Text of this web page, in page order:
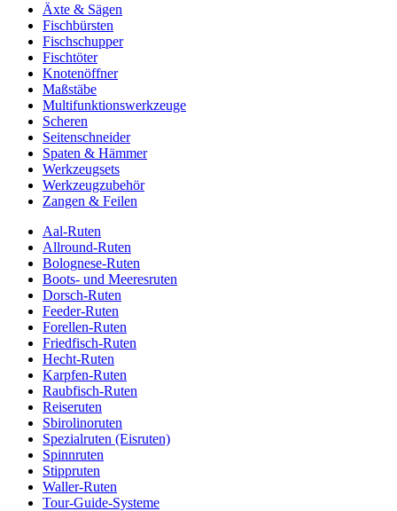
Äxte & Sägen
Fischbürsten
Fischschupper
Fischtöter
Knotenöffner
Maßstäbe
Multifunktionswerkzeuge
Scheren
Seitenschneider
Spaten & Hämmer
Werkzeugsets
Werkzeugzubehör
Zangen & Feilen
Aal-Ruten
Allround-Ruten
Bolognese-Ruten
Boots- und Meeresruten
Dorsch-Ruten
Feeder-Ruten
Forellen-Ruten
Friedfisch-Ruten
Hecht-Ruten
Karpfen-Ruten
Raubfisch-Ruten
Reiseruten
Sbirolinoruten
Spezialruten (Eisruten)
Spinnruten
Stippruten
Waller-Ruten
Tour-Guide-Systeme